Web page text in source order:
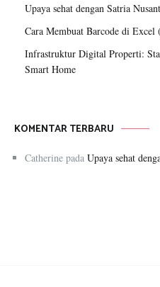
Upaya sehat dengan Satria
Cara Membuat Barcode di
Infrastruktur Digital Properti:
Smart Home
KOMENTAR TERBARU
Catherine pada Upaya sehat